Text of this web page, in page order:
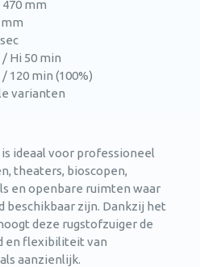
mm
Hi 50 min
120 min (100%)
varianten
is ideaal voor professioneel
theaters, bioscopen,
en openbare ruimten waar
zijn. Dankzij het
deze rugstofzuiger de
en flexibiliteit van
aanzienlijk.